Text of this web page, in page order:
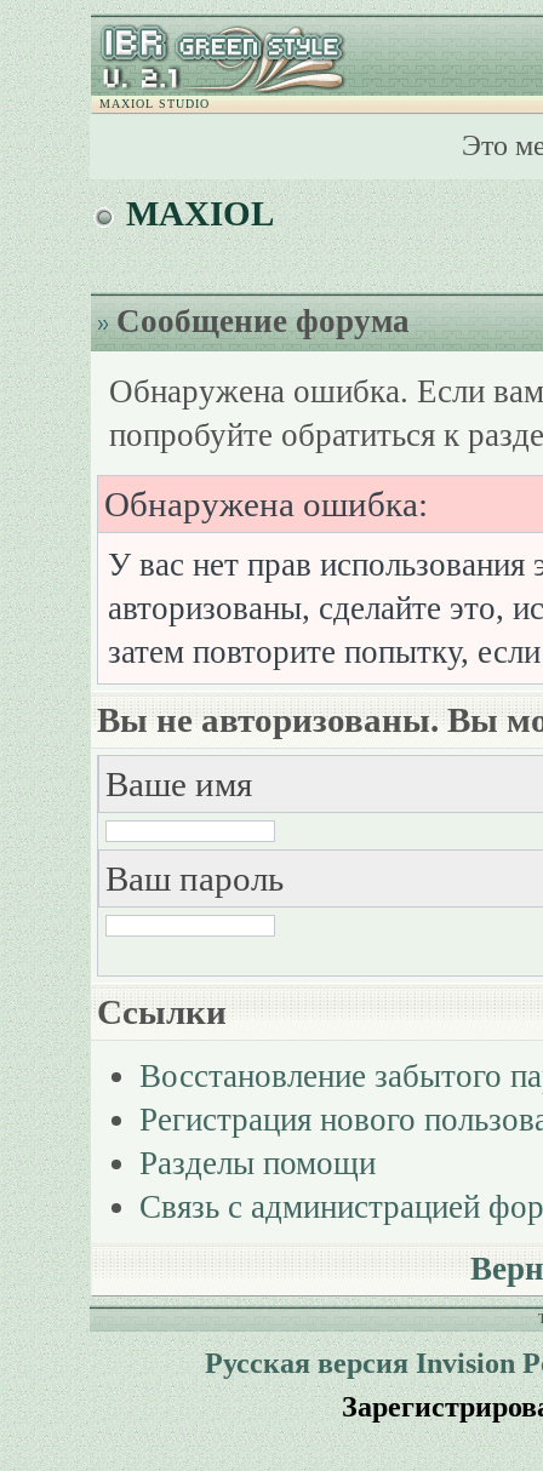
MAXIOL STUDIO
Это
MAXIOL
Сообщение форума
Обнаружена ошибка. Если
попробуйте обратиться к
Обнаружена ошибка:
У вас нет прав
авторизованы, сделайте это,
затем повторите попытку,
Вы не авторизованы. Вы
Ваше имя
Ваш пароль
Ссылки
Восстановление забытого
Регистрация нового
Разделы помощи
Связь с администрацией
Русская версия Invision